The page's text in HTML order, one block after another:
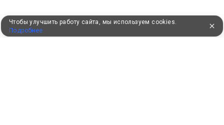
Чтобы улучшить работу сайта, мы используем cookies.
Подробнее